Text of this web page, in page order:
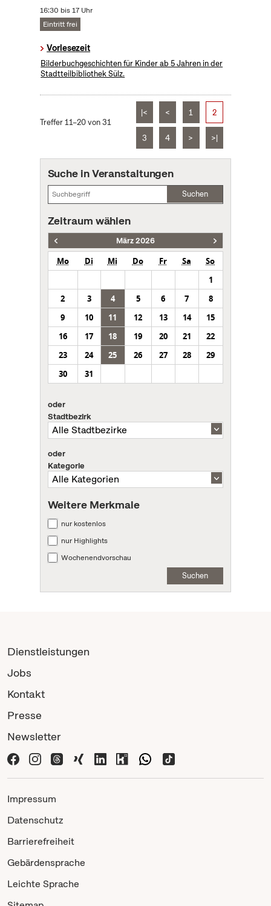
16:30 bis 17 Uhr
Eintritt frei
Vorlesezeit
Bilderbuchgeschichten für Kinder ab 5 Jahren in der
Stadtteilbibliothek Sülz.
Treffer 11–20 von 31
|< < 1 2
3 4 > >|
Suche in Veranstaltungen
Suchen
Zeitraum wählen
März 2026
Mo Di Mi Do Fr Sa
So
1
2
3 4 5 6 7
8
9
10 11 12 13 14
15
16
17 18 19 20 21
22
23
24 25 26 27 28
29
30
31
oder
Stadtbezirk
oder
Kategorie
Weitere Merkmale
nur kostenlos
nur Highlights
Wochenendvorschau
Suchen
Dienstleistungen
Jobs
Kontakt
Presse
Newsletter
Impressum
Datenschutz
Barrierefreiheit
Gebärdensprache
Leichte Sprache